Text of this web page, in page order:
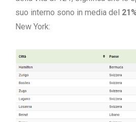
suo interno sono in media del
New York: